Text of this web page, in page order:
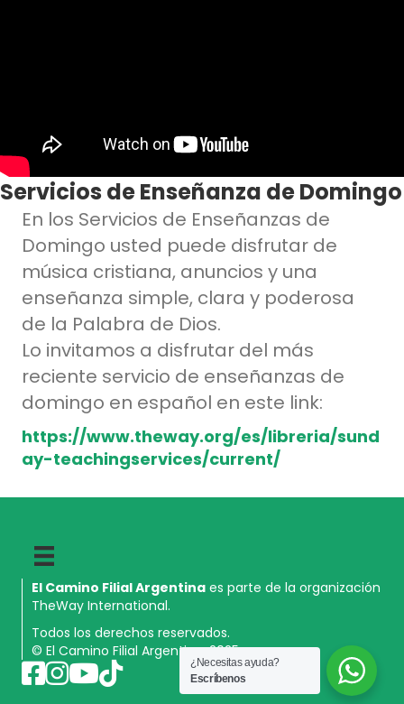
Servicios de Enseñanza de Domingo
En los Servicios de Enseñanzas de
Domingo usted puede disfrutar de
música cristiana, anuncios y una
enseñanza simple, clara y poderosa
de la Palabra de Dios.
Lo invitamos a disfrutar del más
reciente servicio de enseñanzas de
domingo en español en este link:
https://www.theway.org/es/libreria/sund
ay-teachingservices/current/
El Camino Filial Argentina es parte de la organización
TheWay International.
Todos los derechos reservados.
© El Camino Filial Argentina, 2025.
¿Necesitas ayuda?
Escríbenos